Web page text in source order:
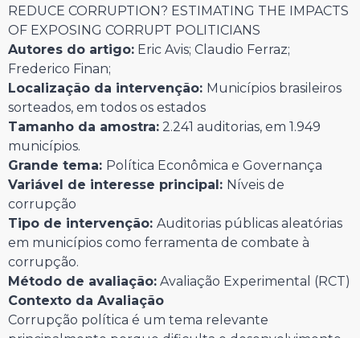
REDUCE CORRUPTION? ESTIMATING THE IMPACTS
OF EXPOSING CORRUPT POLITICIANS
Autores do artigo: Eric Avis; Claudio Ferraz;
Frederico Finan;
Localização da intervenção: Municípios brasileiros
sorteados, em todos os estados
Tamanho da amostra: 2.241 auditorias, em 1.949
municípios.
Grande tema: Política Econômica e Governança
Variável de interesse principal: Níveis de
corrupção
Tipo de intervenção: Auditorias públicas aleatórias
em municípios como ferramenta de combate à
corrupção.
Método de avaliação: Avaliação Experimental (RCT)
Contexto da Avaliação
Corrupção política é um tema relevante